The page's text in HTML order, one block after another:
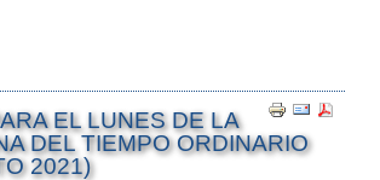
EL LUNES DE LA
DEL TIEMPO ORDINARIO
2021)